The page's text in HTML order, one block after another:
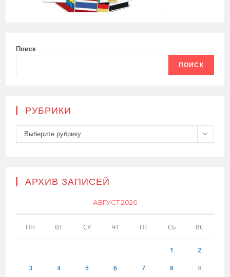
Поиск
ПОИСК
РУБРИКИ
Рубрики
Выберите рубрику
АРХИВ ЗАПИСЕЙ
АВГУСТ 2026
ПН ВТ СР ЧТ ПТ СБ ВС
1 2
3 4 5 6 7 8 9